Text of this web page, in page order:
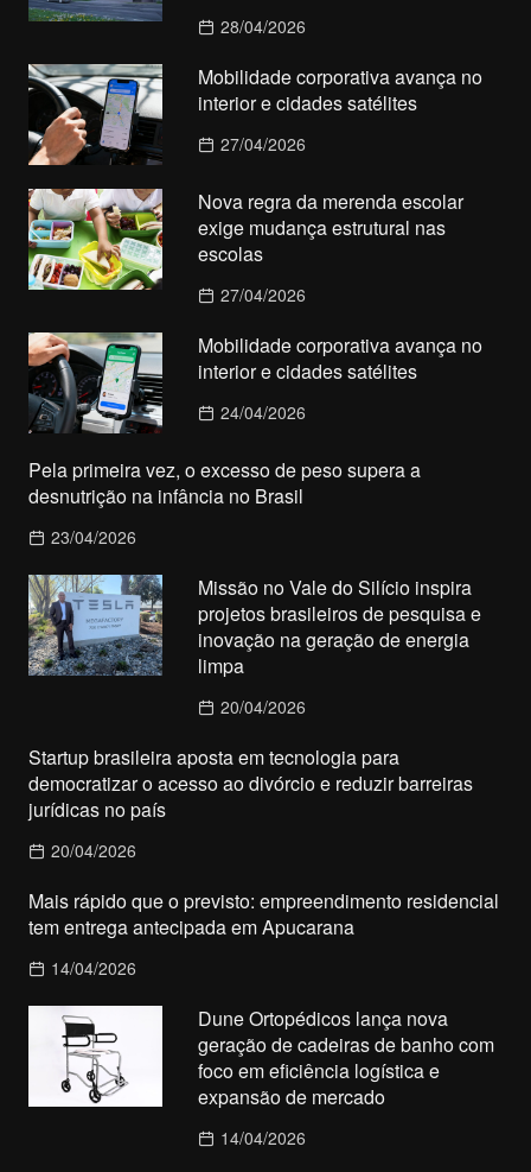
28/04/2026
Mobilidade corporativa avança no
interior e cidades satélites
27/04/2026
Nova regra da merenda escolar
exige mudança estrutural nas
escolas
27/04/2026
Mobilidade corporativa avança no
interior e cidades satélites
24/04/2026
Pela primeira vez, o excesso de peso supera a
desnutrição na infância no Brasil
23/04/2026
Missão no Vale do Silício inspira
projetos brasileiros de pesquisa e
inovação na geração de energia
limpa
20/04/2026
Startup brasileira aposta em tecnologia para
democratizar o acesso ao divórcio e reduzir barreiras
jurídicas no país
20/04/2026
Mais rápido que o previsto: empreendimento residencial
tem entrega antecipada em Apucarana
14/04/2026
Dune Ortopédicos lança nova
geração de cadeiras de banho com
foco em eficiência logística e
expansão de mercado
14/04/2026